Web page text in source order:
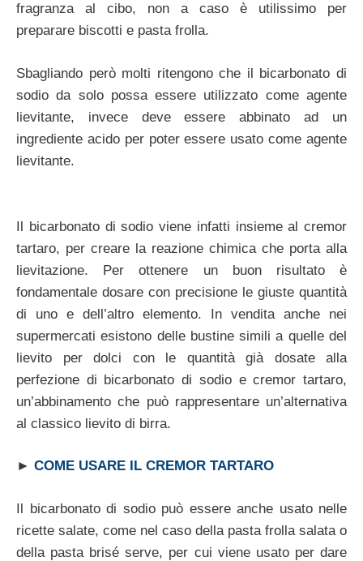
fragranza al cibo, non a caso è utilissimo per
preparare biscotti e pasta frolla.
Sbagliando però molti ritengono che il bicarbonato di
sodio da solo possa essere utilizzato come agente
lievitante, invece deve essere abbinato ad un
ingrediente acido per poter essere usato come agente
lievitante.
Il bicarbonato di sodio viene infatti insieme al cremor
tartaro, per creare la reazione chimica che porta alla
lievitazione. Per ottenere un buon risultato è
fondamentale dosare con precisione le giuste quantità
di uno e dell’altro elemento. In vendita anche nei
supermercati esistono delle bustine simili a quelle del
lievito per dolci con le quantità già dosate alla
perfezione di bicarbonato di sodio e cremor tartaro,
un’abbinamento che può rappresentare un’alternativa
al classico lievito di birra.
► COME USARE IL CREMOR TARTARO
Il bicarbonato di sodio può essere anche usato nelle
ricette salate, come nel caso della pasta frolla salata o
della pasta brisé serve, per cui viene usato per dare